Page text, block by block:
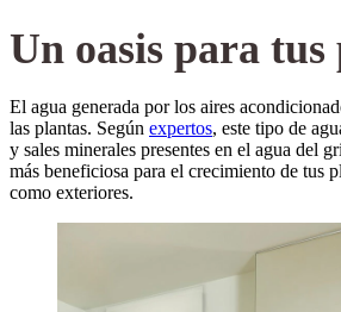
Un oasis para tus
El agua generada por los aires
las plantas. Según expertos, este tipo de
y sales minerales presentes en el agua del
más beneficiosa para el crecimiento de tus
como exteriores.